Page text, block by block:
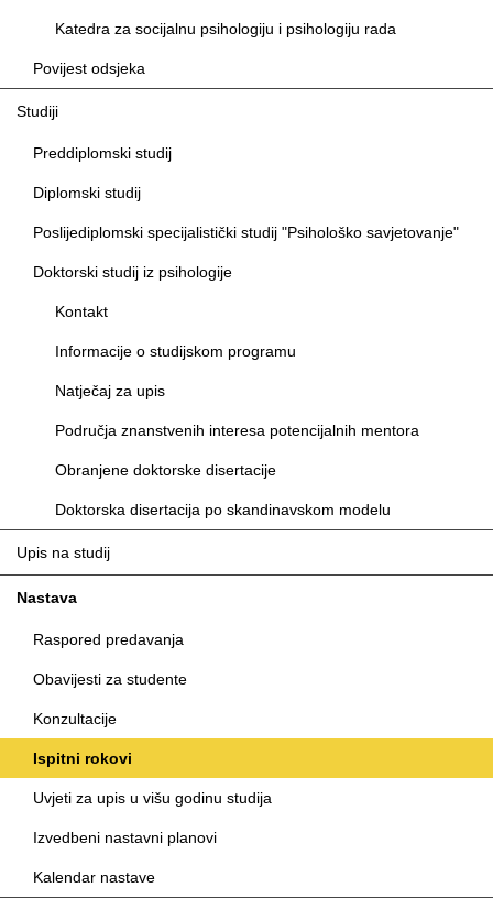
Katedra za socijalnu psihologiju i psihologiju rada
Povijest odsjeka
Studiji
Preddiplomski studij
Diplomski studij
Poslijediplomski specijalistički studij "Psihološko savjetovanje"
Doktorski studij iz psihologije
Kontakt
Informacije o studijskom programu
Natječaj za upis
Područja znanstvenih interesa potencijalnih mentora
Obranjene doktorske disertacije
Doktorska disertacija po skandinavskom modelu
Upis na studij
Nastava
Raspored predavanja
Obavijesti za studente
Konzultacije
Ispitni rokovi
Uvjeti za upis u višu godinu studija
Izvedbeni nastavni planovi
Kalendar nastave